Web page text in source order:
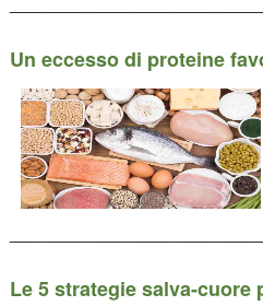
Un eccesso di proteine
Le 5 strategie salva-cuore